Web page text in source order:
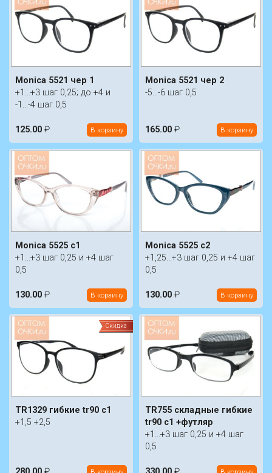
Monica 5521 чер 1
+1...+3 шаг 0,25; до +4 и
-1...-4 шаг 0,5
125.00 ₽ В корзину
Monica 5521 чер 2
-5...-6 шаг 0,5
165.00 ₽ В корзину
Monica 5525 c1
+1...+3 шаг 0,25 и +4 шаг
0,5
130.00 ₽ В корзину
Monica 5525 c2
+1,25...+3 шаг 0,25 и +4 шаг
0,5
130.00 ₽ В корзину
Скидка
TR1329 гибкие tr90 c1
+1,5 +2,5
TR755 складные гибкие
tr90 c1 +футляр
+1...+3 шаг 0,25 и +4 шаг
0,5